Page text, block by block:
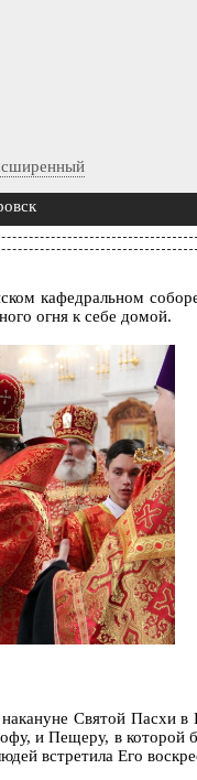
кафедральном
огня к себе домой.
Святой Пасхи
и Пещеру, в
встретила Его